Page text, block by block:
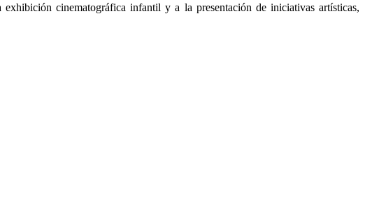
cinematográfica infantil y a la presentación de iniciativas artísticas,